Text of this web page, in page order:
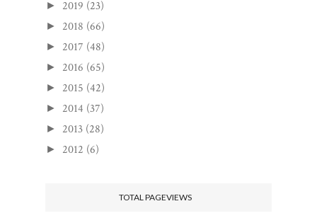
► 2019 (23)
► 2018 (66)
► 2017 (48)
► 2016 (65)
► 2015 (42)
► 2014 (37)
► 2013 (28)
► 2012 (6)
TOTAL PAGEVIEWS